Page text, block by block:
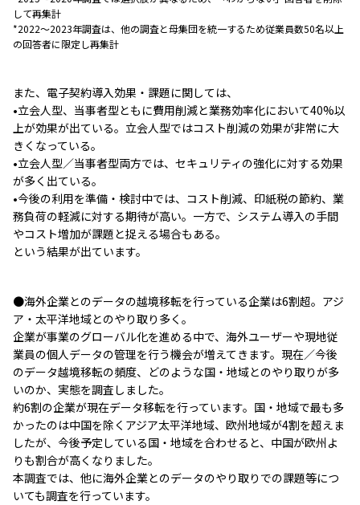
して再集計
*2022～2023年調査は、他の調査と母集団を統一するため従業員数50名以上
の回答者に限定し再集計
また、電子契約導入効果・課題に関しては、
•立会人型、当事者型ともに費用削減と業務効率化において40%以
上が効果が出ている。立会人型ではコスト削減の効果が非常に大
きくなっている。
•立会人型／当事者型両方では、セキュリティの強化に対する効果
が多く出ている。
•今後の利用を準備・検討中では、コスト削減、印紙税の節約、業
務負荷の軽減に対する期待が高い。一方で、システム導入の手間
やコスト増加が課題と捉える場合もある。
という結果が出ています。
●海外企業とのデータの越境移転を行っている企業は6割超。アジ
ア・太平洋地域とのやり取り多く。
企業が事業のグローバル化を進める中で、海外ユーザーや現地従
業員の個人データの管理を行う機会が増えてきます。現在／今後
のデータ越境移転の頻度、どのような国・地域とのやり取りが多
いのか、実態を調査しました。
約6割の企業が現在データ移転を行っています。国・地域で最も多
かったのは中国を除くアジア太平洋地域、欧州地域が4割を超えま
したが、今後予定している国・地域を合わせると、中国が欧州よ
りも割合が高くなりました。
本調査では、他に海外企業とのデータのやり取りでの課題等につ
いても調査を行っています。